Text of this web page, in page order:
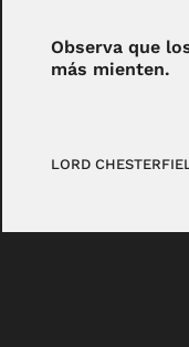
Observa que
más mienten.
LORD